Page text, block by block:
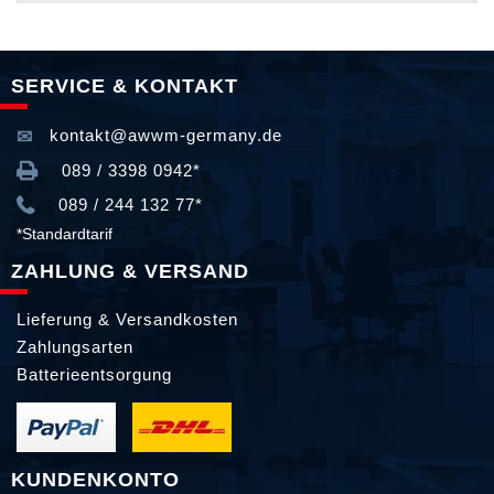
SERVICE & KONTAKT
kontakt@awwm-germany.de
089 / 3398 0942*
089 / 244 132 77*
*Standardtarif
ZAHLUNG & VERSAND
Lieferung & Versandkosten
Zahlungsarten
Batterieentsorgung
KUNDENKONTO